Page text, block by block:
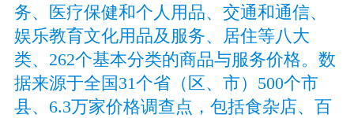
务、医疗保健和个人用品、交通和通信、
娱乐教育文化用品及服务、居住等八大
类、262个基本分类的商品与服务价格。数
据来源于全国31个省（区、市）500个市
县、6.3万家价格调查点，包括食杂店、百